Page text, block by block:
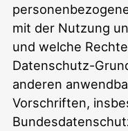
mit der Nutzung
und welche
Datenschutz-
anderen
Vorschriften,